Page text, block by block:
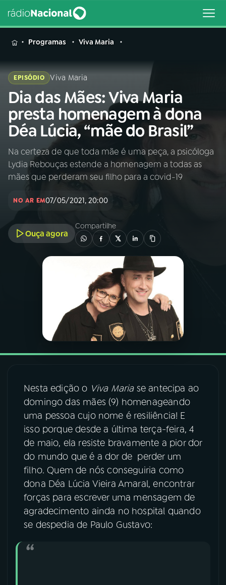
MENU
Buscar
na
Rádio
Nacional
Buscar
AO VIVO
01 INÍCIO
PODCASTS
ÚLTIMAS
08FESTIVAL DE MÚSICA
ACOMPANHE A RÁDIO NACIONAL
YouTube Facebook
Instagram X
TikTok
Programas Viva Maria
EPISÓDIO Viva Maria
Dia das Mães: Viva Maria
presta homenagem à dona
Déa Lúcia, “mãe do Brasil”
Na certeza de que toda mãe é uma peça, a psicóloga
Lydia Rebouças estende a homenagem a todas as
mães que perderam seu filho para a covid-19
NO AR EM07/05/2021, 20:00
Ouça agora
Compartilhe
Nesta edição o Viva Maria se antecipa ao
domingo das mães (9) homenageando
uma pessoa cujo nome é resiliência! E
isso porque desde a última terça-feira, 4
de maio, ela resiste bravamente a pior dor
do mundo que é a dor de perder um
filho. Quem de nós conseguiria como
dona Déa Lúcia Vieira Amaral, encontrar
forças para escrever uma mensagem de
agradecimento ainda no hospital quando
se despedia de Paulo Gustavo: